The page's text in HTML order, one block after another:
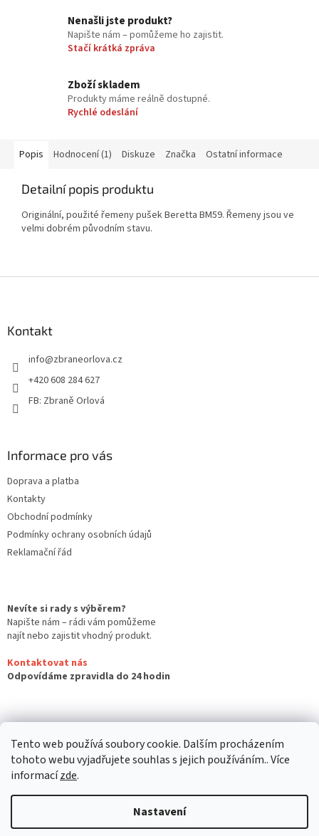
Tento web používá soubory cookie. Dalším procházením
tohoto webu vyjadřujete souhlas s jejich používáním.. Více
informacízde.
Nastavení
Nenašli jste produkt?
Napište nám – pomůžeme ho zajistit.
Stačí krátká zpráva
Zboží skladem
Produkty máme reálně dostupné.
Rychlé odeslání
Popis Hodnocení (1) Diskuze Značka Ostatní informace
Detailní popis produktu
Originální, použité řemeny pušek Beretta BM59. Řemeny jsou ve
velmi dobrém původním stavu.
Kontakt
info@zbraneorlova.cz
+420 608 284 627
FB: Zbraně Orlová
Informace pro vás
Doprava a platba
Kontakty
Obchodní podmínky
Podmínky ochrany osobních údajů
Reklamační řád
Nevíte si rady s výběrem?
Napište nám – rádi vám pomůžeme
najít nebo zajistit vhodný produkt.
Kontaktovat nás
Odpovídáme zpravidla do 24 hodin
Vytvořil Shoptet